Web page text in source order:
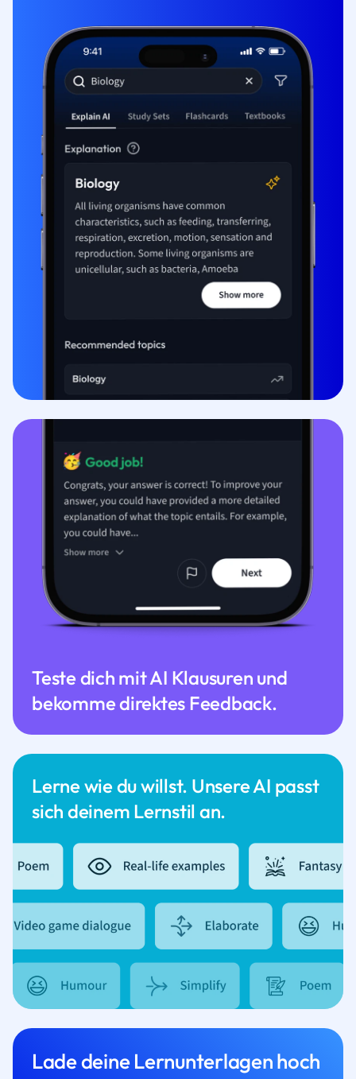
Lerne wie du willst. Unsere AI passt
sich deinem Lernstil an.
Teste dich mit AI Klausuren und
bekomme direktes Feedback.
Lade deine Lernunterlagen hoch